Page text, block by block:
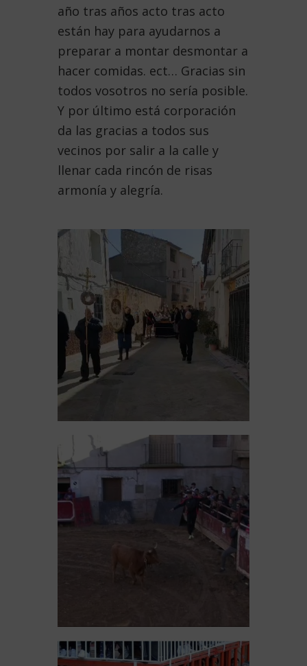
año tras años acto tras acto
están hay para ayudarnos a
preparar a montar desmontar a
hacer comidas. ect… Gracias sin
todos vosotros no sería posible.
Y por último está corporación
da las gracias a todos sus
vecinos por salir a la calle y
llenar cada rincón de risas
armonía y alegría.